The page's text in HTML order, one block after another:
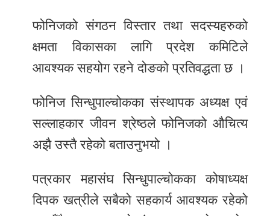
फोनिजको संगठन विस्तार तथा सदस्यहरुको
क्षमता विकासका लागि प्रदेश कमिटिले
आवश्यक सहयोग रहने दोङको प्रतिवद्धता छ ।
फोनिज सिन्धुपाल्चोकका संस्थापक अध्यक्ष एवं
सल्लाहकार जीवन श्रेष्ठले फोनिजको औचित्य
अझै उस्तै रहेको बताउनुभयो ।
पत्रकार महासंघ सिन्धुपाल्चोकका कोषाध्यक्ष
दिपक खत्रीले सबैको सहकार्य आवश्यक रहेको